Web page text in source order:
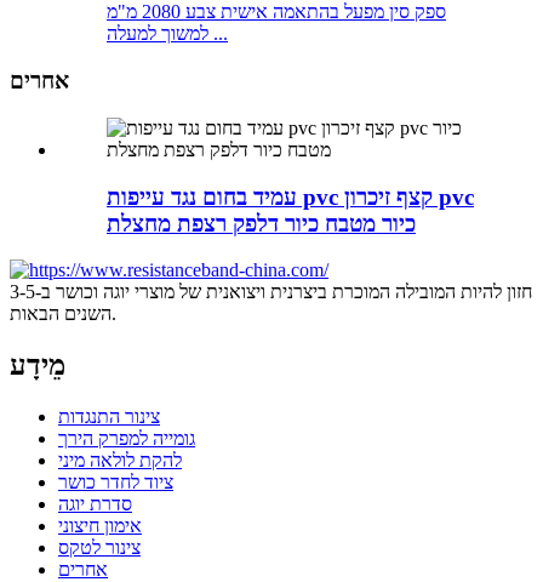
ספק סין מפעל בהתאמה אישית צבע 2080 מ"מ
למשוך למעלה ...
אחרים
עמיד בחום נגד עייפות pvc קצף זיכרון pvc
כיור מטבח כיור דלפק רצפת מחצלת
חזון להיות המובילה המוכרת ביצרנית ויצואנית של מוצרי יוגה וכושר ב-3-5
השנים הבאות.
מֵידָע
צינור התנגדות
גומייה למפרק הירך
להקת לולאה מיני
ציוד לחדר כושר
סדרת יוגה
אימון חיצוני
צינור לטקס
אחרים